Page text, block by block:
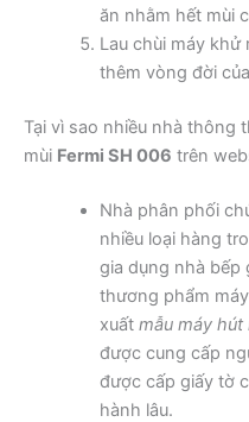
ăn nhằm hết mùi
Lau chùi máy khử
thêm vòng đời
Tại vì sao nhiều nhà thông
mùi Fermi SH 006 trên
Nhà phân phối
nhiều loại hàng
gia dụng nhà bếp
thương phẩm
xuất mẫu máy hút
được cung cấp
được cấp giấy tờ
hành lâu.